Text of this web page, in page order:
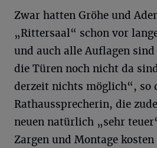
Zwar hatten Gröhe und
„Rittersaal“ schon vor
und auch alle Auflagen
die Türen noch nicht da
derzeit nichts möglich“, so
Rathaussprecherin, die
neuen natürlich „sehr
Zargen und Montage